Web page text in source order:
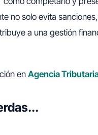
no solo evita
a una gestión
en Agencia